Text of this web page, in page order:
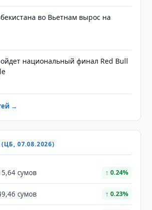
во Вьетнам вырос на
национальный финал Red Bull
→
07.08.2026)
сумов ↑ 0.24%
сумов ↑ 0.23%